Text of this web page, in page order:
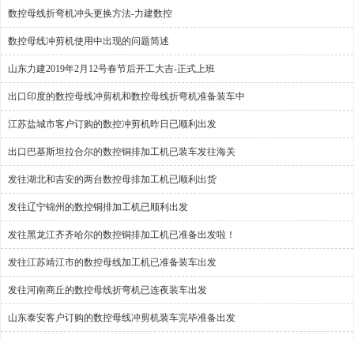
数控母线折弯机冲头更换方法-力建数控
数控母线冲剪机使用中出现的问题简述
山东力建2019年2月12号春节后开工大吉-正式上班
出口印度的数控母线冲剪机和数控母线折弯机准备装车中
江苏盐城市客户订购的数控冲剪机昨日已顺利出发
出口巴基斯坦拉合尔的数控铜排加工机已装车发往海关
发往湖北和吉安的两台数控母排加工机已顺利出货
发往辽宁锦州的数控铜排加工机已顺利出发
发往黑龙江齐齐哈尔的数控铜排加工机已准备出发啦！
发往江苏靖江市的数控母线加工机已准备装车出发
发往河南商丘的数控母线折弯机已连夜装车出发
山东泰安客户订购的数控母线冲剪机装车完毕准备出发